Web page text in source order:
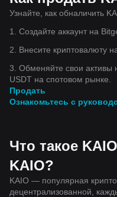
Узнайте, как обналичить
1. Создайте аккаунт на
2. Внесите криптовалюту
3. Обменяйте свои активы
USDT на спотовом рынке.
Продать
Ознакомьтесь с
Что такое
KAIO?
KAIO — популярная
децентрализованной,